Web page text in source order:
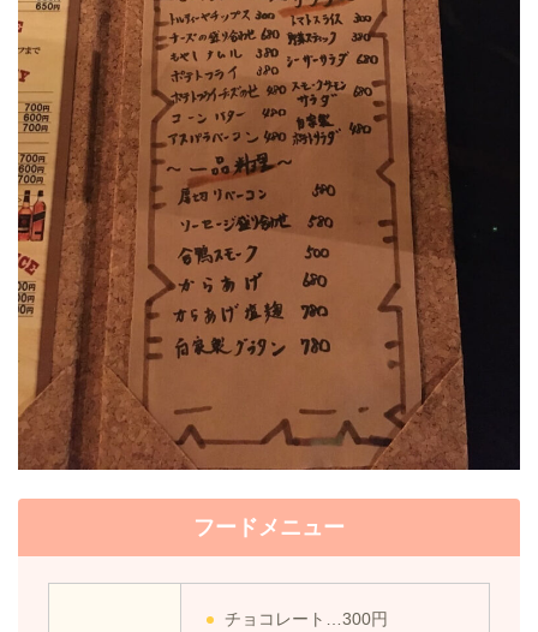
フードメニュー
チョコレート…300円